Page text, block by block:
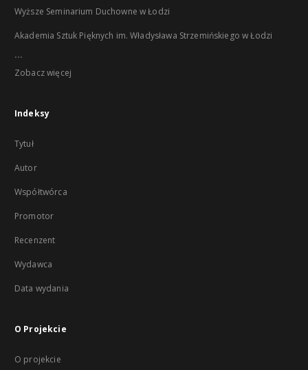
Wyższe Seminarium Duchowne w Łodzi
Akademia Sztuk Pięknych im. Władysława Strzemińskiego w Łodzi
...
Zobacz więcej
Indeksy
Tytuł
Autor
Współtwórca
Promotor
Recenzent
Wydawca
Data wydania
O Projekcie
O projekcie